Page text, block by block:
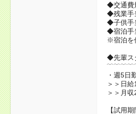
◆交通費
◆残業手
◆子供手
◆宿泊手
※宿泊を
◆先輩ス
・週5日
＞＞日
＞＞月
【試用